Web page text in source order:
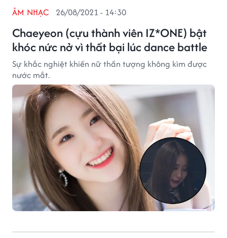
Chaeyeon (cựu thành viên IZ*ONE) bật
khóc nức nở vì thất bại lúc dance battle
ÂM NHẠC 26/08/2021 - 14:30
Sự khắc nghiệt khiến nữ thần tượng không kìm được
nước mắt.